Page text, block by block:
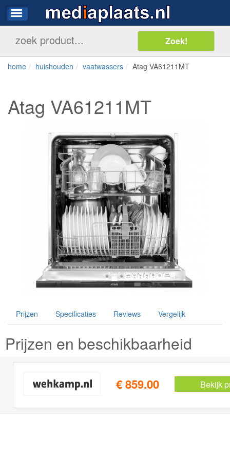
home huishouden vaatwassers Atag VA61211MT
Atag VA61211MT
Prijzen Specificaties Reviews Vergelijk
Prijzen en beschikbaarheid
€ 859.00 Bekijk